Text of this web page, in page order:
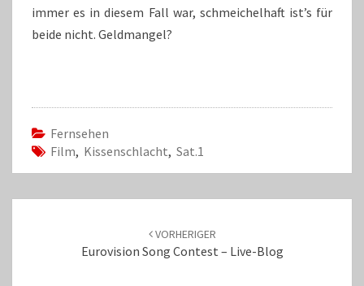
immer es in diesem Fall war, schmeichelhaft ist’s für
beide nicht. Geldmangel?
Fernsehen
Film, Kissenschlacht, Sat.1
VORHERIGER
Eurovision Song Contest – Live-Blog